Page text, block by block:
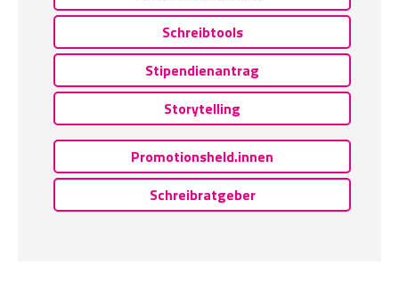
Schreibtools
Stipendienantrag
Storytelling
Promotionsheld.innen
Schreibratgeber